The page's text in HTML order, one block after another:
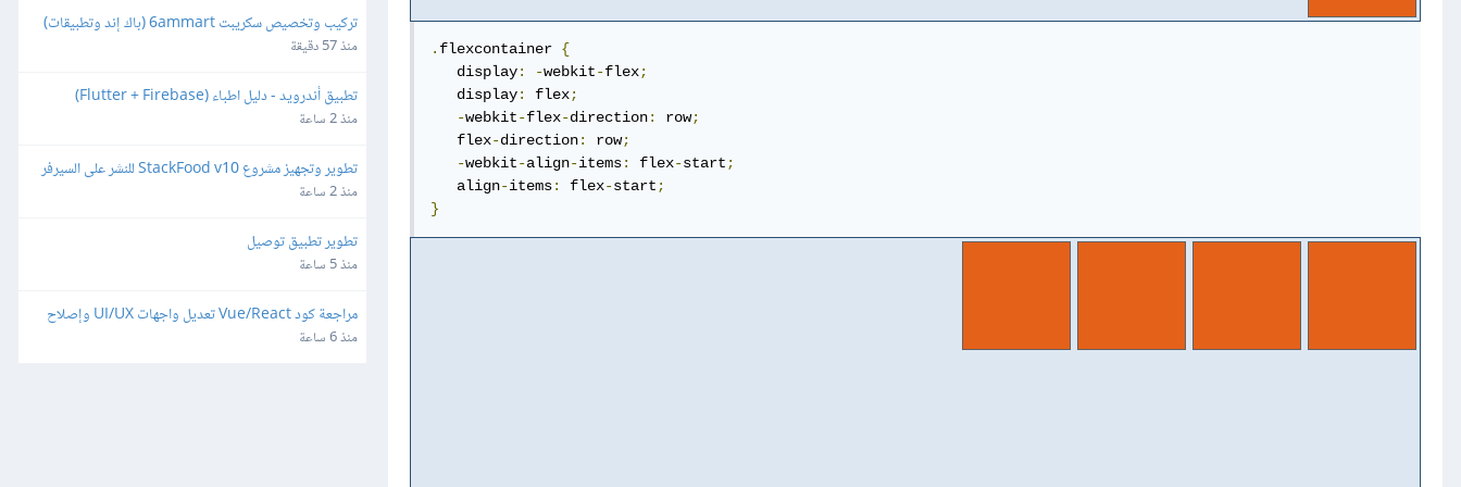
. flexcontainer {
   display
: -webkit-flex;
   display
: flex;
-webkit-flex-direction: row;
   flex
-direction: row;
-webkit-align-items: flex-start;
   align
-items: flex-start;
}
ورفعه على السيرفر والمتجر
منذ 57 دقيقة
تطبيق أندرويد - دليل اطباء (Flutter + Firebase)
منذ 2 ساعة
تطوير وتجهيز مشروع StackFood v10 للنشر على السيرفر
والمتاجر
منذ 2 ساعة
تطوير تطبيق توصيل
منذ 5 ساعة
ثغرات
منذ 6 ساعة